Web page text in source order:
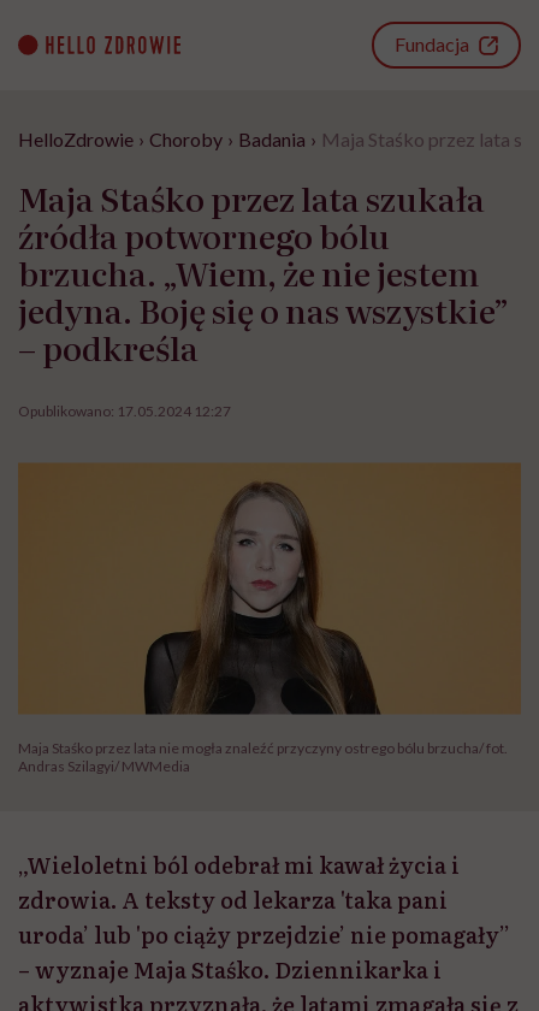
content
Fundacja
HelloZdrowie › Choroby › Badania › Maja Staśko przez lata
Maja Staśko przez lata szukała
źródła potwornego bólu
brzucha. „Wiem, że nie jestem
jedyna. Boję się o nas wszystkie”
– podkreśla
Opublikowano: 17.05.2024 12:27
Maja Staśko przez lata nie mogła znaleźć przyczyny ostrego bólu brzucha/ fot.
Andras Szilagyi/ MWMedia
„Wieloletni ból odebrał mi kawał życia i
zdrowia. A teksty od lekarza 'taka pani
uroda’ lub 'po ciąży przejdzie’ nie pomagały”
– wyznaje Maja Staśko. Dziennikarka i